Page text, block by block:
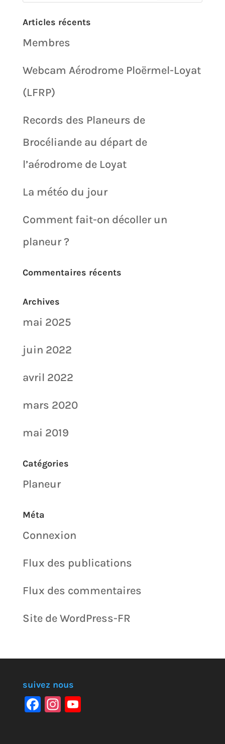
Articles récents
Membres
Webcam Aérodrome Ploërmel-Loyat
(LFRP)
Records des Planeurs de
Brocéliande au départ de
l’aérodrome de Loyat
La météo du jour
Comment fait-on décoller un
planeur ?
Commentaires récents
Archives
mai 2025
juin 2022
avril 2022
mars 2020
mai 2019
Catégories
Planeur
Méta
Connexion
Flux des publications
Flux des commentaires
Site de WordPress-FR
suivez nous
F
In Y